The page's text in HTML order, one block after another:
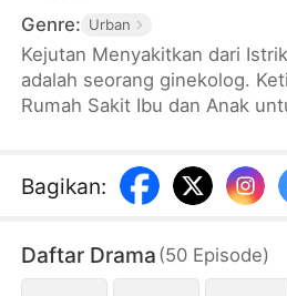
Genre: Urban
Kejutan Menyakitkan dari
adalah seorang ginekolog.
Rumah Sakit Ibu dan Anak
sendiri, Olivia. Ternyata, istri
bersamanya seumur hidup
Bagikan:
Daftar Drama (50 Episode)